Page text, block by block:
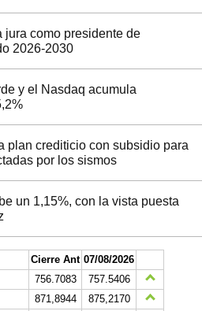
como presidente de
2026-2030
y el Nasdaq acumula
plan crediticio con subsidio para
por los sismos
un 1,15%, con la vista puesta
Cierre Ant 07/08/2026
756.7083
757.5406
871,8944
875,2170